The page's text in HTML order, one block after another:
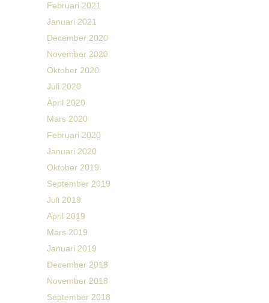
Februari 2021
Januari 2021
December 2020
November 2020
Oktober 2020
Juli 2020
April 2020
Mars 2020
Februari 2020
Januari 2020
Oktober 2019
September 2019
Juli 2019
April 2019
Mars 2019
Januari 2019
December 2018
November 2018
September 2018